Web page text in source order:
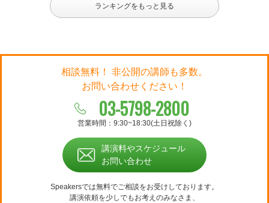
ランキングをもっと見る
相談無料！ 非公開の講師も多数。
お問い合わせください！
03-5798-2800
営業時間：9:30~18:30(土日祝除く)
講演料やスケジュール
お問い合わせ
Speakersでは無料でご相談をお受けしております。
講演依頼を少しでもお考えのみなさま、